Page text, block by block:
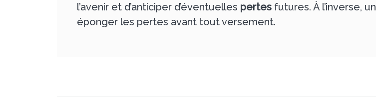
l’avenir et d’anticiper d’éventuelles pertes futures. À l’inverse, un
éponger les pertes avant tout versement.